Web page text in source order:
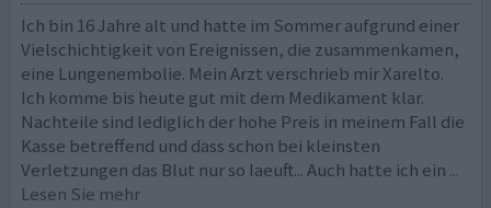
Ich bin 16 Jahre alt und hatte im Sommer aufgrund einer
Vielschichtigkeit von Ereignissen, die zusammenkamen,
eine Lungenembolie. Mein Arzt verschrieb mir Xarelto.
Ich komme bis heute gut mit dem Medikament klar.
Nachteile sind lediglich der hohe Preis in meinem Fall die
Kasse betreffend und dass schon bei kleinsten
Verletzungen das Blut nur so laeuft... Auch hatte ich ein ...
Lesen Sie mehr